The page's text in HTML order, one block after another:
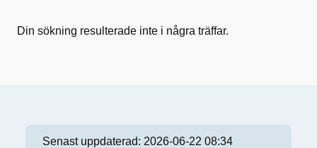
Din sökning resulterade inte i några träffar.
Senast uppdaterad: 2026-06-22 08:34